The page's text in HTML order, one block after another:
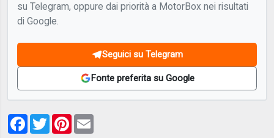
su Telegram, oppure dai priorità a MotorBox nei risultati
di Google.
Seguici su Telegram
Fonte preferita su Google
Facebook
TwitterPinterest